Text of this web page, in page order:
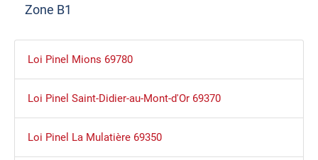
Zone B1
Loi Pinel Mions 69780
Loi Pinel Saint-Didier-au-Mont-d'Or 69370
Loi Pinel La Mulatière 69350